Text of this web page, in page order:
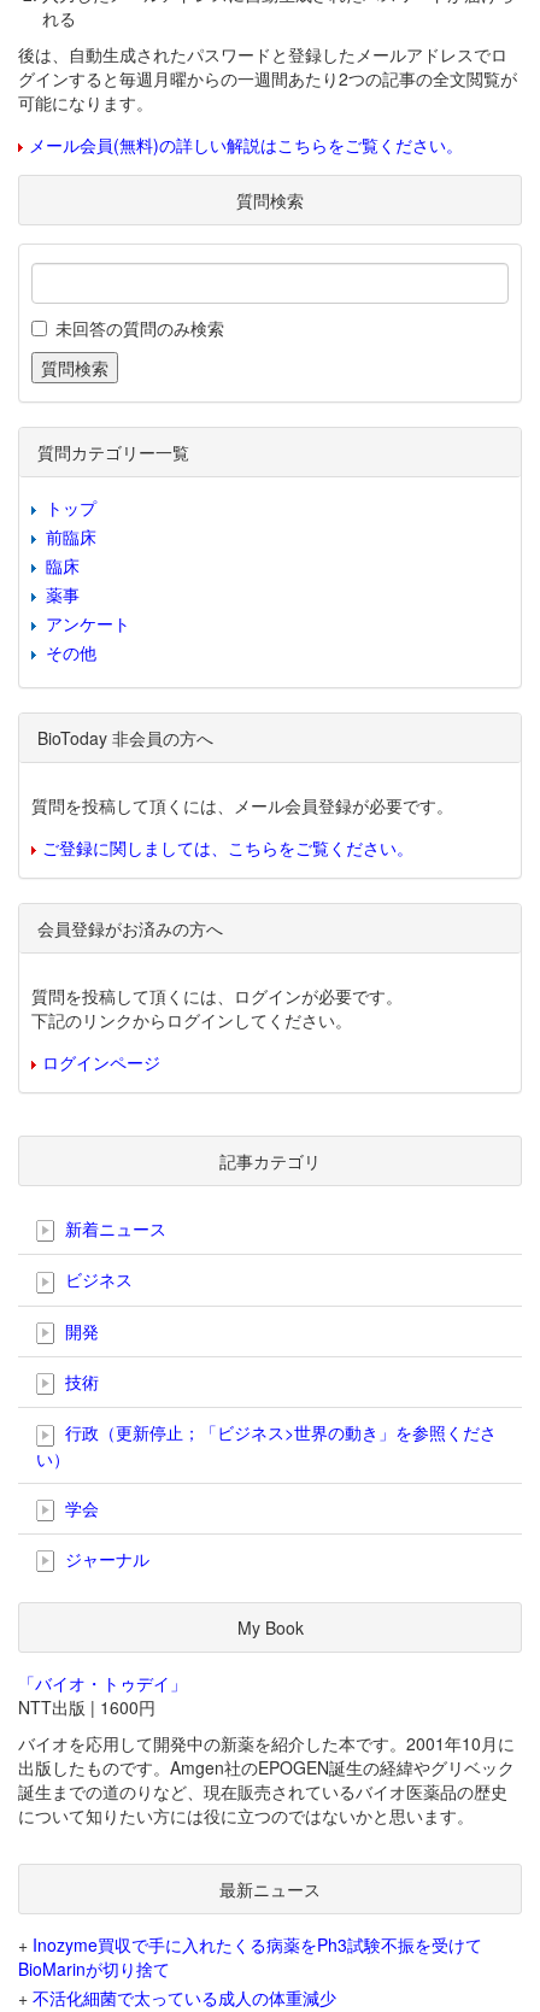
れる
後は、自動生成されたパスワードと登録したメールアドレスでロ
グインすると毎週月曜からの一週間あたり2つの記事の全文閲覧が
可能になります。
メール会員(無料)の詳しい解説はこちらをご覧ください。
質問検索
未回答の質問のみ検索
質問カテゴリー一覧
トップ
前臨床
臨床
薬事
アンケート
その他
BioToday 非会員の方へ
質問を投稿して頂くには、メール会員登録が必要です。
ご登録に関しましては、こちらをご覧ください。
会員登録がお済みの方へ
質問を投稿して頂くには、ログインが必要です。
下記のリンクからログインしてください。
ログインページ
記事カテゴリ
新着ニュース
ビジネス
開発
技術
行政（更新停止；「ビジネス>世界の動き」を参照くださ
い）
学会
ジャーナル
My Book
「バイオ・トゥデイ」
NTT出版 | 1600円
バイオを応用して開発中の新薬を紹介した本です。2001年10月に
出版したものです。Amgen社のEPOGEN誕生の経緯やグリベック
誕生までの道のりなど、現在販売されているバイオ医薬品の歴史
について知りたい方には役に立つのではないかと思います。
最新ニュース
+ Inozyme買収で手に入れたくる病薬をPh3試験不振を受けて
BioMarinが切り捨て
+ 不活化細菌で太っている成人の体重減少